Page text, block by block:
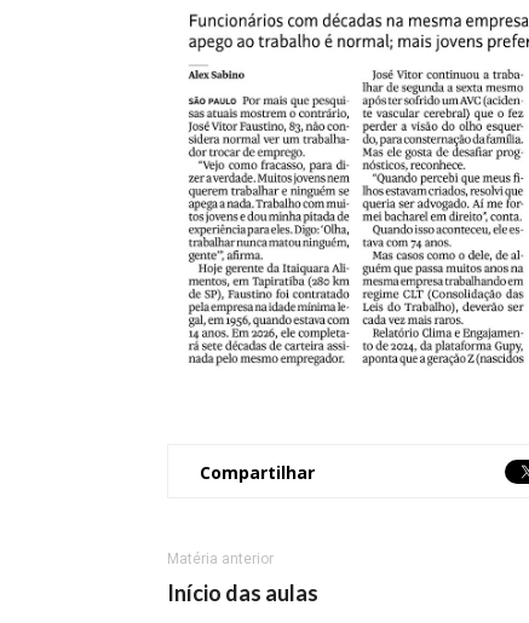
Compartilhar
Matéria anterior
Início das aulas